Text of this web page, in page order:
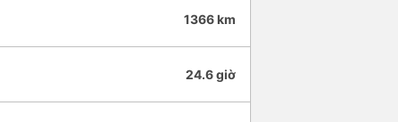
1366 km
24.6 giờ